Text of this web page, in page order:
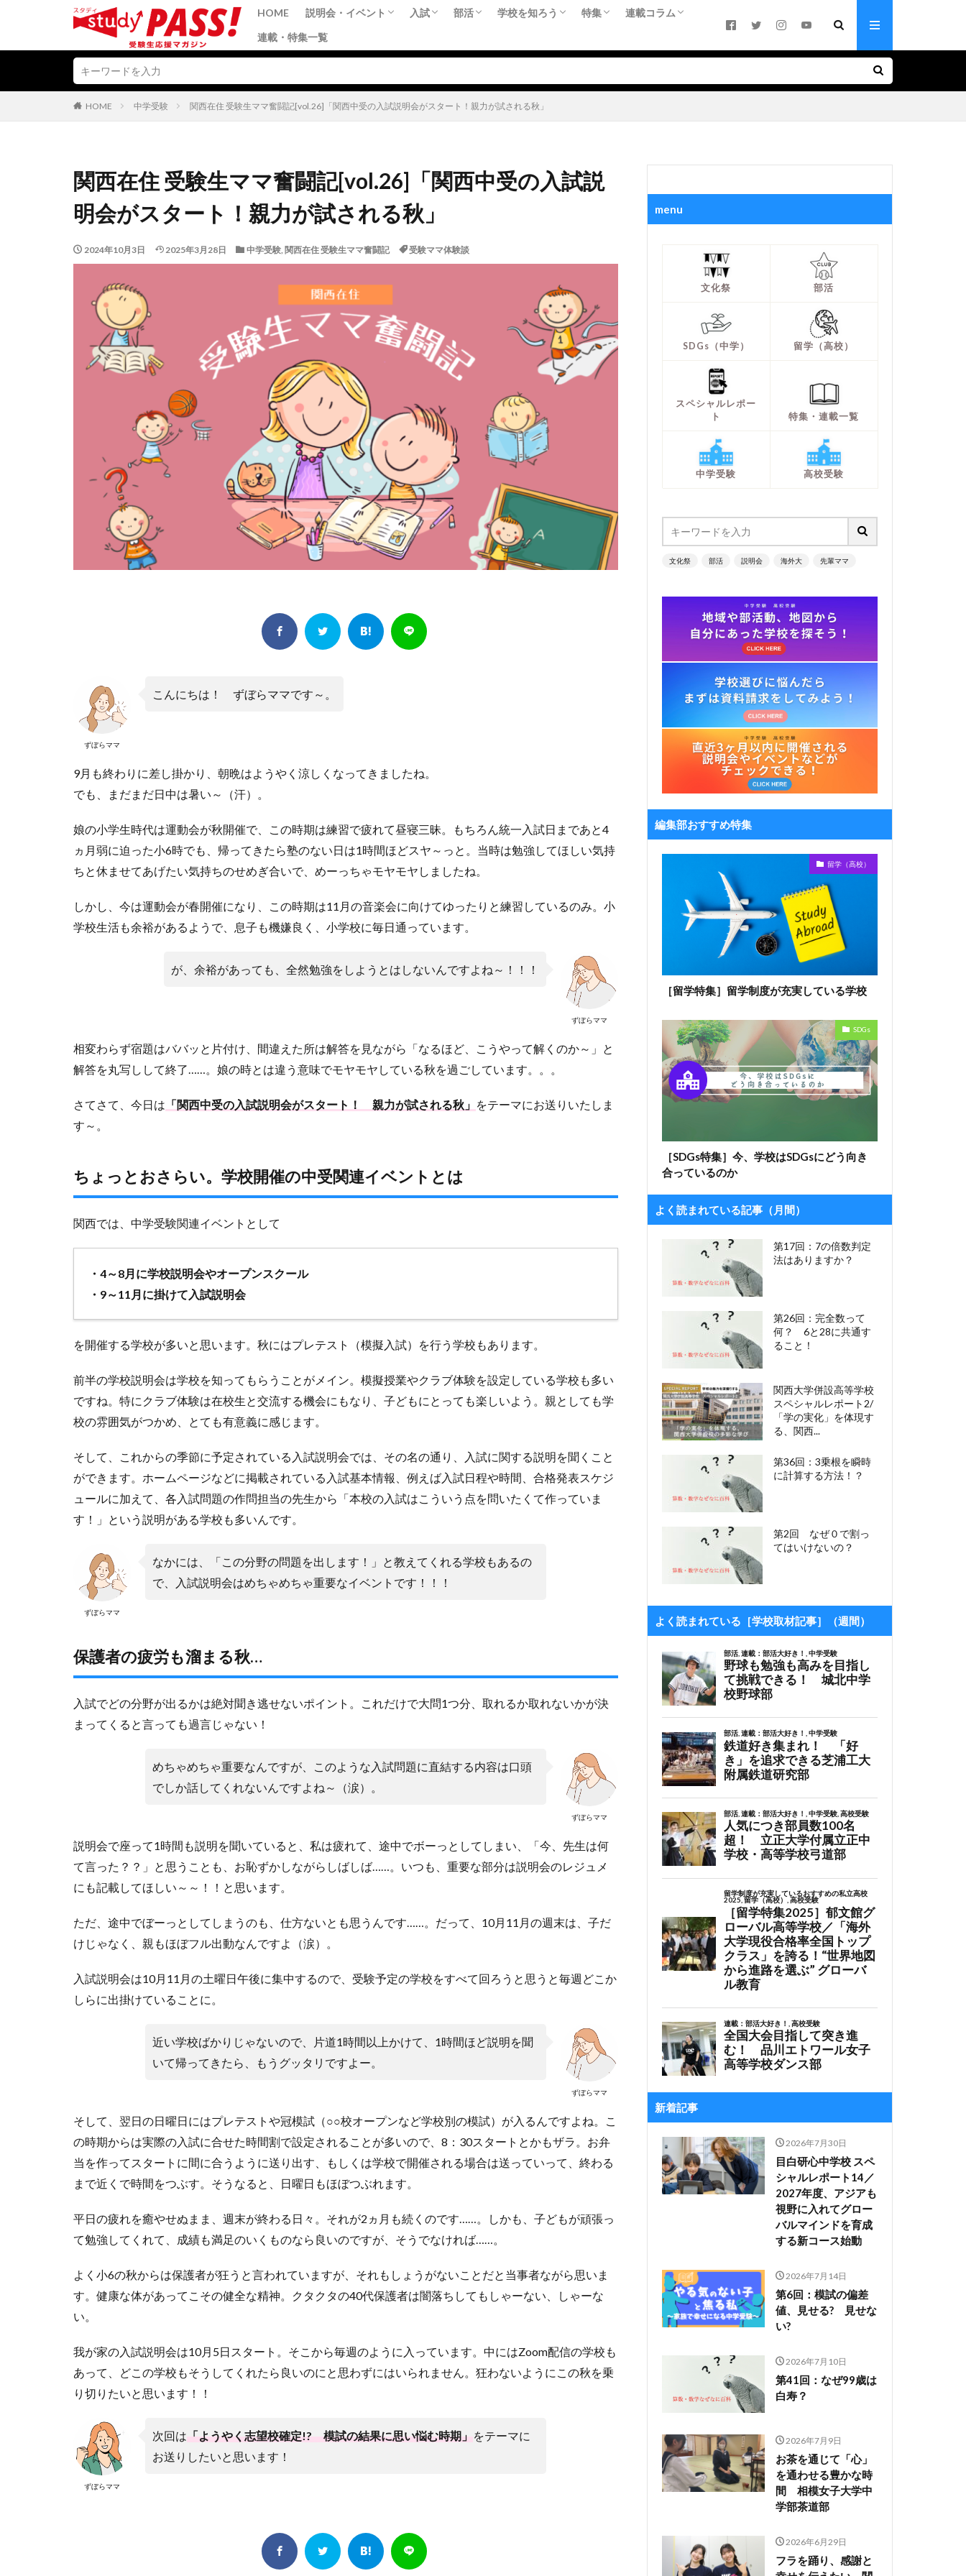
HOME 説明会・イベント
（中学受験）時期別におすすめな学校説明会
（高校受験）中学3年生の1年間をどう過ご
【文化祭日程一覧】
入試 部活 学校を知ろう 特集 連載コラム
連載・特集一覧
HOME 中学受験 関西在住 受験生ママ奮闘記[vol.26]「関西中受の入試説明会がスタート！親力が試される秋」
関西在住 受験生ママ奮闘記[vol.26]「関西中受の入試説
明会がスタート！親力が試される秋」
2024年10月3日 2025年3月28日 中学受験, 関西在住 受験生ママ奮闘記 受験ママ体験談
ずぼらママ
こんにちは！ ずぼらママです～。
9月も終わりに差し掛かり、朝晩はようやく涼しくなってきましたね。
でも、まだまだ日中は暑い～（汗）。
娘の小学生時代は運動会が秋開催で、この時期は練習で疲れて昼寝三昧。もちろん統一入試日まであと4
ヵ月弱に迫った小6時でも、帰ってきたら塾のない日は1時間ほどスヤ～っと。当時は勉強してほしい気持
ちと休ませてあげたい気持ちのせめぎ合いで、めーっちゃモヤモヤしましたね。
しかし、今は運動会が春開催になり、この時期は11月の音楽会に向けてゆったりと練習しているのみ。小
学校生活も余裕があるようで、息子も機嫌良く、小学校に毎日通っています。
ずぼらママ
が、余裕があっても、全然勉強をしようとはしないんですよね～！！！
相変わらず宿題はババッと片付け、間違えた所は解答を見ながら「なるほど、こうやって解くのか～」と
解答を丸写しして終了……。娘の時とは違う意味でモヤモヤしている秋を過ごしています。。。
さてさて、今日は 「関西中受の入試説明会がスタート！ 親力が試される秋」 をテーマにお送りいたしま
す～。
ちょっとおさらい。学校開催の中受関連イベントとは
関西では、中学受験関連イベントとして
・4～8月に学校説明会やオープンスクール
・9～11月に掛けて入試説明会
を開催する学校が多いと思います。秋にはプレテスト（模擬入試）を行う学校もあります。
前半の学校説明会は学校を知ってもらうことがメイン。模擬授業やクラブ体験を設定している学校も多い
ですね。特にクラブ体験は在校生と交流する機会にもなり、子どもにとっても楽しいよう。親としても学
校の雰囲気がつかめ、とても有意義に感じます。
そして、これからの季節に予定されている入試説明会では、その名の通り、入試に関する説明を聞くこと
ができます。ホームページなどに掲載されている入試基本情報、例えば入試日程や時間、合格発表スケジ
ュールに加えて、各入試問題の作問担当の先生から「本校の入試はこういう点を問いたくて作っていま
す！」という説明がある学校も多いんです。
ずぼらママ
なかには、「この分野の問題を出します！」と教えてくれる学校もあるの
で、入試説明会はめちゃめちゃ重要なイベントです！！！
保護者の疲労も溜まる秋…
入試でどの分野が出るかは絶対聞き逃せないポイント。これだけで大問1つ分、取れるか取れないかが決
まってくると言っても過言じゃない！
ずぼらママ
めちゃめちゃ重要なんですが、このような入試問題に直結する内容は口頭
でしか話してくれないんですよね～（涙）。
説明会で座って1時間も説明を聞いていると、私は疲れて、途中でボーっとしてしまい、「今、先生は何
て言った？？」と思うことも、お恥ずかしながらしばしば……。いつも、重要な部分は説明会のレジュメ
にも記載してほしい～～！！と思います。
ただ、途中でぼーっとしてしまうのも、仕方ないとも思うんです……。だって、10月11月の週末は、子だ
けじゃなく、親もほぼフル出動なんですよ（涙）。
入試説明会は10月11月の土曜日午後に集中するので、受験予定の学校をすべて回ろうと思うと毎週どこか
しらに出掛けていることに。
ずぼらママ
近い学校ばかりじゃないので、片道1時間以上かけて、1時間ほど説明を聞
いて帰ってきたら、もうグッタリですよー。
そして、翌日の日曜日にはプレテストや冠模試（○○校オープンなど学校別の模試）が入るんですよね。こ
の時期からは実際の入試に合せた時間割で設定されることが多いので、8：30スタートとかもザラ。お弁
当を作ってスタートに間に合うように送り出す、もしくは学校で開催される場合は送っていって、終わる
まで近くで時間をつぶす。そうなると、日曜日もほぼつぶれます。
平日の疲れを癒やせぬまま、週末が終わる日々。それが2ヵ月も続くのです……。しかも、子どもが頑張っ
て勉強してくれて、成績も満足のいくものなら良いのですが、そうでなければ……。
よく小6の秋からは保護者が狂うと言われていますが、それもしょうがないことだと当事者ながら思いま
す。健康な体があってこその健全な精神。クタクタの40代保護者は闇落ちしてもしゃーない、しゃーな
い。
我が家の入試説明会は10月5日スタート。そこから毎週のように入っています。中にはZoom配信の学校も
あって、どこの学校もそうしてくれたら良いのにと思わずにはいられません。狂わないようにこの秋を乗
り切りたいと思います！！
ずぼらママ
次回は 「ようやく志望校確定!? 模試の結果に思い悩む時期」 をテーマに
お送りしたいと思います！
menu
文化祭 部活
SDGs（中学） 留学（高校）
スペシャルレポー
ト
特集・連載一覧
中学受験 高校受験
文化祭 部活 説明会 海外大 先輩ママ
編集部おすすめ特集
留学（高校）
［留学特集］留学制度が充実している学校
SDGs
［SDGs特集］今、学校はSDGsにどう向き
合っているのか
よく読まれている記事（月間）
第17回：7の倍数判定
法はありますか？
第26回：完全数って
何？ 6と28に共通す
ること！
関西大学併設高等学校
スペシャルレポート2/
「学の実化」を体現す
る、関西...
第36回：3乗根を瞬時
に計算する方法！？
第2回 なぜ０で割っ
てはいけないの？
よく読まれている［学校取材記事］（週間）
新着記事
2026年7月30日
目白研心中学校 スペ
シャルレポート14／
2027年度、アジアも
視野に入れてグロー
バルマインドを育成
する新コース始動
2026年7月14日
第6回：模試の偏差
値、見せる? 見せな
い?
2026年7月10日
第41回：なぜ99歳は
白寿？
2026年7月9日
お茶を通じて「心」
を通わせる豊かな時
間 相模女子大学中
学部茶道部
2026年6月29日
フラを踊り、感謝と